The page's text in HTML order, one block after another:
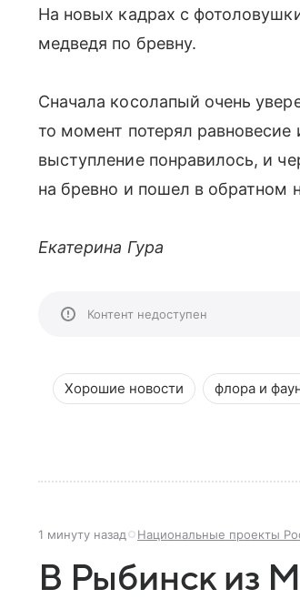
На новых кадрах с
медведя по бревну.
Сначала косолапый очень
то момент потерял
выступление понравилось, и
на бревно и пошел в обратном
Екатерина Гура
Контент недоступен
Хорошие новости флора и
1 минуту назад Национальные проекты
В Рыбинск из